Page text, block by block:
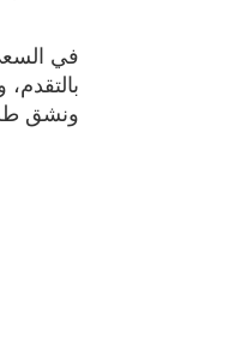
في السعي
ونشق